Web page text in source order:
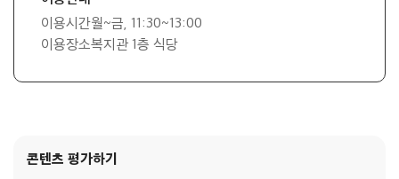
이용시간월~금, 11:30~13:00
이용장소복지관 1층 식당
콘텐츠 평가하기